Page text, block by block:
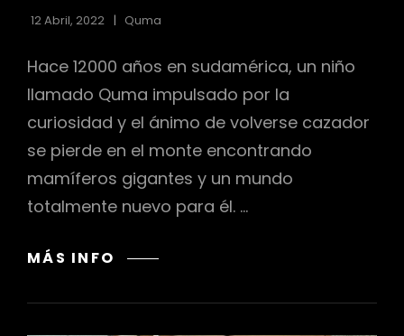
12 Abril, 2022 Quma
Hace 12000 años en sudamérica, un niño
llamado Quma impulsado por la
curiosidad y el ánimo de volverse cazador
se pierde en el monte encontrando
mamíferos gigantes y un mundo
totalmente nuevo para él. …
MÁS INFO QUMA
LAS